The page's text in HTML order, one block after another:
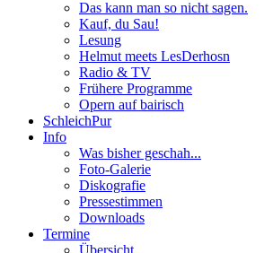
Das kann man so nicht sagen.
Kauf, du Sau!
Lesung
Helmut meets LesDerhosn
Radio & TV
Frühere Programme
Opern auf bairisch
SchleichPur
Info
Was bisher geschah...
Foto-Galerie
Diskografie
Pressestimmen
Downloads
Termine
Übersicht